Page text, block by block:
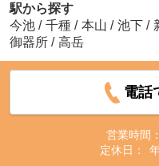
駅から探す
今池 / 千種 / 本山 / 池下 /
御器所 / 高岳
電話
営業時間：
定休日：